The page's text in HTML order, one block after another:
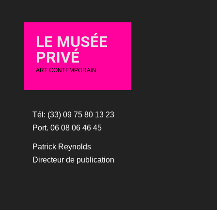
LE MUSÉE
PRIVÉ
ART CONTEMPORAIN
Tél: (33) 09 75 80 13 23
Port. 06 08 06 46 45
Patrick Reynolds
Directeur de publication